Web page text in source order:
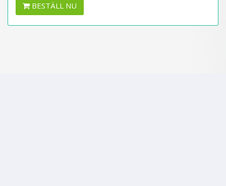
BESTÄLL NU